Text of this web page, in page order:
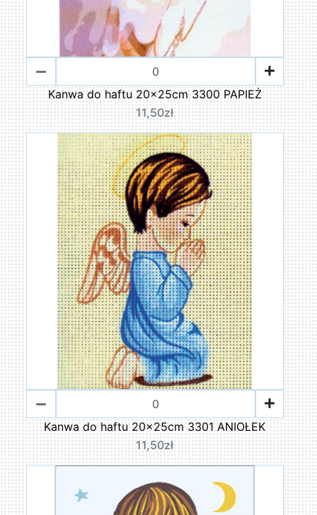
Kanwa do haftu 20x25cm 3300 PAPIEŻ
11,50zł
Kanwa do haftu 20x25cm 3301 ANIOŁEK
11,50zł